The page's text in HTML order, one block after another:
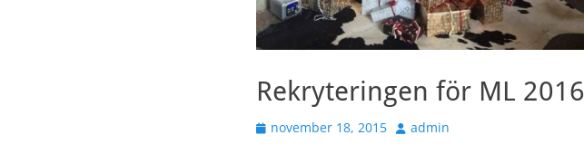
Rekryteringen för ML 2016
Publicerad
november 18, 2015 Författare
admin